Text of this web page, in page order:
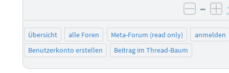
–
Übersicht alle Foren Meta-Forum (read only)
anmelden
Benutzerkonto erstellen
Beitrag im Thread-Baum